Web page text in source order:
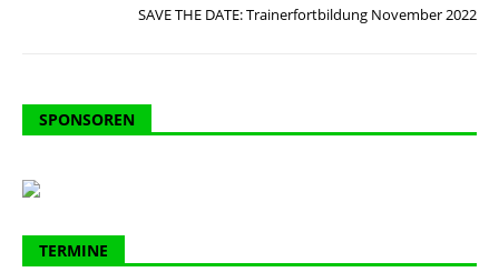
SAVE THE DATE: Trainerfortbildung November 2022
SPONSOREN
TERMINE